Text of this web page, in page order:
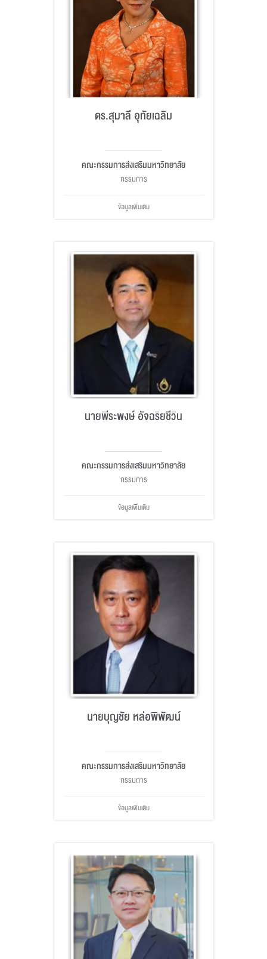
ดร.สุมาลี อุทัยเฉลิม
คณะกรรมการส่งเสริมมหาวิทยาลัย
กรรมการ
ข้อมูลเพิ่มเติม
นายพีระพงษ์ อัจฉริยชีวิน
คณะกรรมการส่งเสริมมหาวิทยาลัย
กรรมการ
ข้อมูลเพิ่มเติม
นายบุญชัย หล่อพิพัฒน์
คณะกรรมการส่งเสริมมหาวิทยาลัย
กรรมการ
ข้อมูลเพิ่มเติม